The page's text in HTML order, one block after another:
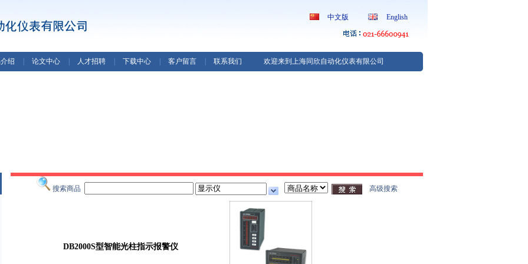
中文版 English
绍 论文中心 人才招聘 下载中心 客户留言 联系我们 欢迎来到上海同欣自动化仪表有限公司
搜索商品 高级搜索
DB2000S型智能光柱指示报警仪